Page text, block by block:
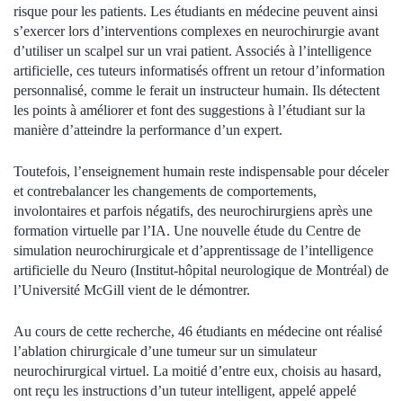
risque pour les patients. Les étudiants en médecine peuvent ainsi
s’exercer lors d’interventions complexes en neurochirurgie avant
d’utiliser un scalpel sur un vrai patient. Associés à l’intelligence
artificielle, ces tuteurs informatisés offrent un retour d’information
personnalisé, comme le ferait un instructeur humain. Ils détectent
les points à améliorer et font des suggestions à l’étudiant sur la
manière d’atteindre la performance d’un expert.
Toutefois, l’enseignement humain reste indispensable pour déceler
et contrebalancer les changements de comportements,
involontaires et parfois négatifs, des neurochirurgiens après une
formation virtuelle par l’IA. Une nouvelle étude du Centre de
simulation neurochirurgicale et d’apprentissage de l’intelligence
artificielle du Neuro (Institut-hôpital neurologique de Montréal) de
l’Université McGill vient de le démontrer.
Au cours de cette recherche, 46 étudiants en médecine ont réalisé
l’ablation chirurgicale d’une tumeur sur un simulateur
neurochirurgical virtuel. La moitié d’entre eux, choisis au hasard,
ont reçu les instructions d’un tuteur intelligent, appelé appelé